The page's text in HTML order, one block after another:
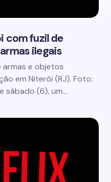
com fuzil de
ilegais
armas e objetos
em Niterói (RJ). Foto:
sábado (6), um…